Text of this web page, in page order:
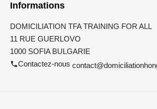
Informations
DOMICILIATION TFA TRAINING FOR ALL
11 RUE GUERLOVO
1000 SOFIA BULGARIE
Contactez-nous